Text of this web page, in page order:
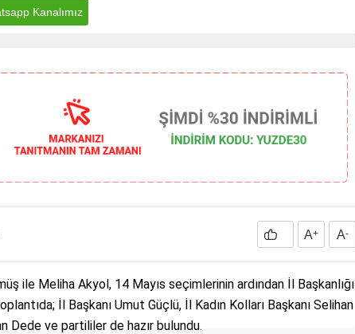
Kanalımız
A+ A-
ile Meliha Akyol, 14 Mayıs seçimlerinin ardından İl Başkanlığı
İl Başkanı Umut Güçlü, İl Kadın Kolları Başkanı Selihan
Dede ve partililer de hazır bulundu.